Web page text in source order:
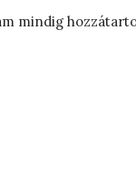
mindig